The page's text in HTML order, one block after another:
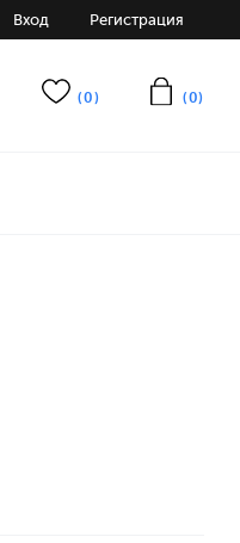
Вход Регистрация
(0) (0)